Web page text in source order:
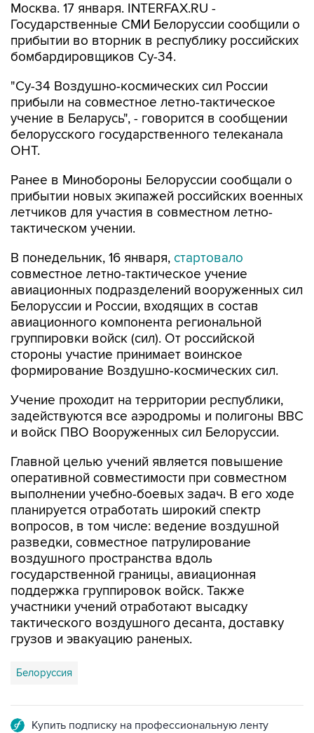
Москва. 17 января. INTERFAX.RU -
Государственные СМИ Белоруссии сообщили о
прибытии во вторник в республику российских
бомбардировщиков Су-34.
"Су-34 Воздушно-космических сил России
прибыли на совместное летно-тактическое
учение в Беларусь", - говорится в сообщении
белорусского государственного телеканала
ОНТ.
Ранее в Минобороны Белоруссии сообщали о
прибытии новых экипажей российских военных
летчиков для участия в совместном летно-
тактическом учении.
В понедельник, 16 января, стартовало
совместное летно-тактическое учение
авиационных подразделений вооруженных сил
Белоруссии и России, входящих в состав
авиационного компонента региональной
группировки войск (сил). От российской
стороны участие принимает воинское
формирование Воздушно-космических сил.
Учение проходит на территории республики,
задействуются все аэродромы и полигоны ВВС
и войск ПВО Вооруженных сил Белоруссии.
Главной целью учений является повышение
оперативной совместимости при совместном
выполнении учебно-боевых задач. В его ходе
планируется отработать широкий спектр
вопросов, в том числе: ведение воздушной
разведки, совместное патрулирование
воздушного пространства вдоль
государственной границы, авиационная
поддержка группировок войск. Также
участники учений отработают высадку
тактического воздушного десанта, доставку
грузов и эвакуацию раненых.
Белоруссия
Купить подписку на профессиональную ленту